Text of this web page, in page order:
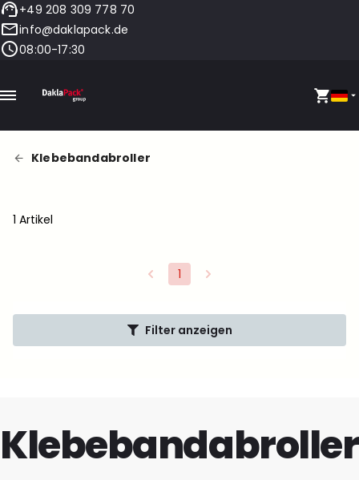
+49 208 309 778 70
info@daklapack.de
08:00-17:30
Klebebandabroller
1 Artikel
1
Filter anzeigen
Klebebandabroller